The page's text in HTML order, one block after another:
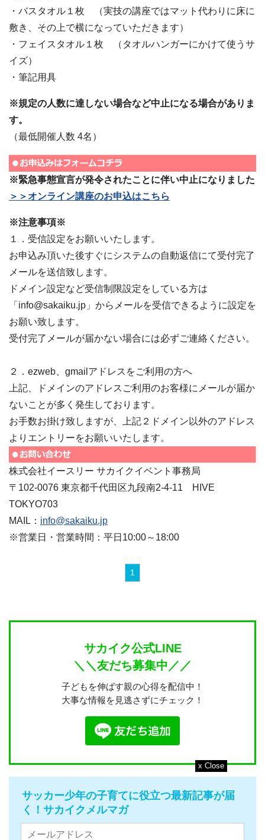
・バスタオル１枚 （実技の講座ではマット代わりに床に
敷き、その上で横になっていただきます）
・フェイスタオル１枚 （タオルハンガーにかけて使うサ
イズ）
・筆記用具
※規定の人数に達しない場合など中止になる場合がありま
す。
（最低開催人数 4名）
※緊急事態宣言が発令されたことに伴い中止になりました
＞＞オンライン講座のお申込はこちら
※注意事項※
１．受信設定をお願いいたします。
お申込み頂いた後すぐにシステムの自動返信にて受付完了
メールを送信致します。
ドメイン設定など受信制限設定をしている方は
「info@sakaiku.jp」からメールを受信できるように設定を
お願い致します。
受付完了メールが届かない場合には必ずご連絡ください。
２．ezweb、gmailアドレスをご利用の方へ
上記、ドメインのアドレスご利用のお客様にメールが届か
ないことが多く発生しております。
お手数お掛け致しますが、上記２ドメイン以外のアドレス
よりエントリーをお願いいたします。
株式会社イースリー サカイクイベント事務局
〒102-0076 東京都千代田区九段南2-4-11 HIVE
TOKYO703
MAIL： info@sakaiku.jp
※営業日・営業時間：平日10:00～18:00
1
サカイク公式LINE
＼＼友だち募集中／／
子どもを伸ばす親の心得を配信中！
大事な情報を見逃さずにチェック！
サッカー少年の子育てに役立つ最新記事が届
く！サカイクメルマガ